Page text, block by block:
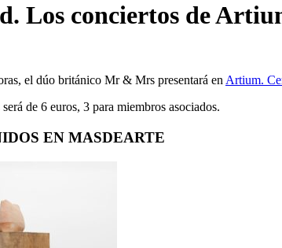
Los conciertos de
el dúo británico Mr & Mrs presentará enArtium.
de 6 euros, 3 para miembros asociados.
EN MASDEARTE